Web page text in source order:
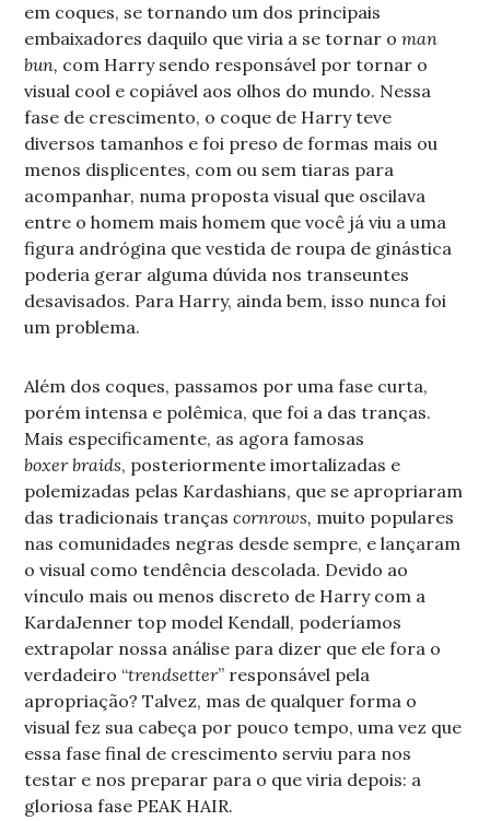
em coques, se tornando um dos principais
embaixadores daquilo que viria a se tornar oman
bun, com Harry sendo responsável por tornar o
visual cool e copiável aos olhos do mundo. Nessa
fase de crescimento, o coque de Harry teve
diversos tamanhos e foi preso de formas mais ou
menos displicentes, com ou sem tiaras para
acompanhar, numa proposta visual que oscilava
entre o homem mais homem que você já viu a uma
figura andrógina que vestida de roupa de ginástica
poderia gerar alguma dúvida nos transeuntes
desavisados. Para Harry, ainda bem, isso nunca foi
um problema.
Além dos coques, passamos por uma fase curta,
porém intensa e polêmica, que foi a das tranças.
Mais especificamente, as agora famosas
boxer braids, posteriormente imortalizadas e
polemizadas pelas Kardashians, que se apropriaram
das tradicionais trançascornrows, muito populares
nas comunidades negras desde sempre, e lançaram
o visual como tendência descolada. Devido ao
vínculo mais ou menos discreto de Harry com a
KardaJenner top model Kendall, poderíamos
extrapolar nossa análise para dizer que ele fora o
verdadeiro “trendsetter” responsável pela
apropriação? Talvez, mas de qualquer forma o
visual fez sua cabeça por pouco tempo, uma vez que
essa fase final de crescimento serviu para nos
testar e nos preparar para o que viria depois: a
gloriosa fase PEAK HAIR.